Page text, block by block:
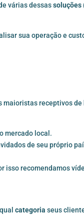
várias dessassoluções
sua operação e
maioristas receptivos
mercado local.
de seu próprio
isso recomendamos
qualcategoria seus